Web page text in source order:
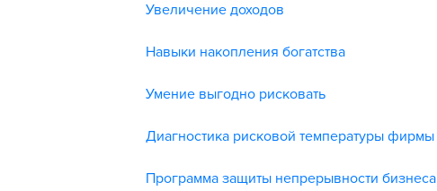
Увеличение доходов
Навыки накопления богатства
Умение выгодно рисковать
Диагностика рисковой температуры фирмы
Программа защиты непрерывности бизнеса